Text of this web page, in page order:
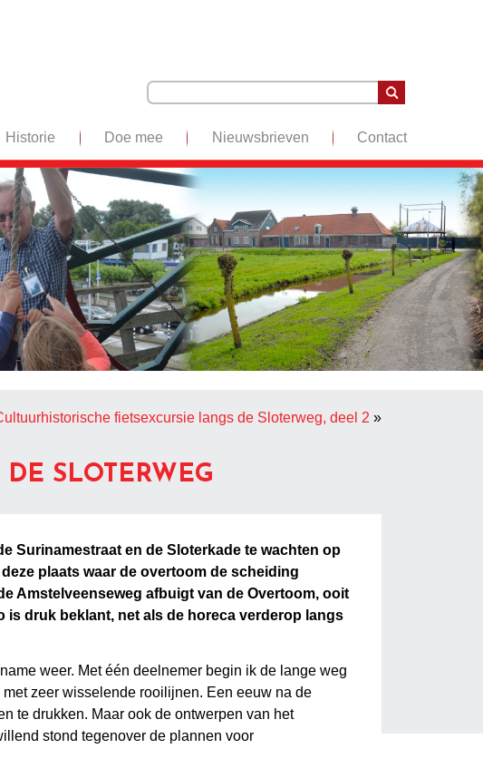
Historie Doe mee Nieuwsbrieven Contact
fietsexcursie langs de Sloterweg, deel 2 »
SLOTERWEG
Surinamestraat en de Sloterkade te wachten op
plaats waar de overtoom de scheiding
Amstelveenseweg afbuigt van de Overtoom, ooit
is druk beklant, net als de horeca verderop langs
weer. Met één deelnemer begin ik de lange weg
zeer wisselende rooilijnen. Een eeuw na de
te drukken. Maar ook de ontwerpen van het
stond tegenover de plannen voor